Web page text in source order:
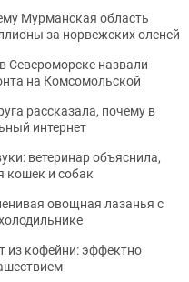
Мурманская область
за норвежских оленей
Североморске назвали
на Комсомольской
рассказала, почему в
интернет
ветеринар объяснила,
кошек и собак
овощная лазанья с
из кофейни: эффектно